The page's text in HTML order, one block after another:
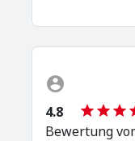
4.8
Bewertung